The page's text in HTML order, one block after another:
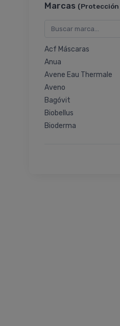
Marcas (Protección
Acf Máscaras
Anua
Avene Eau Thermale
Aveno
Bagóvit
Biobellus
Bioderma